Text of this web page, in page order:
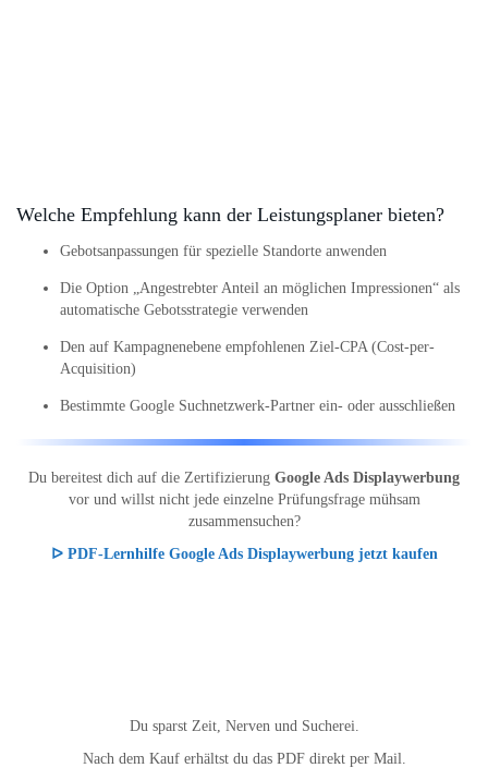
Welche Empfehlung kann der Leistungsplaner bieten?
Gebotsanpassungen für spezielle Standorte anwenden
Die Option „Angestrebter Anteil an möglichen Impressionen“ als
automatische Gebotsstrategie verwenden
Den auf Kampagnenebene empfohlenen Ziel-CPA (Cost-per-
Acquisition)
Bestimmte Google Suchnetzwerk-Partner ein- oder ausschließen
Du bereitest dich auf die Zertifizierung Google Ads Displaywerbung
vor und willst nicht jede einzelne Prüfungsfrage mühsam
zusammensuchen?
ᐅ PDF-Lernhilfe Google Ads Displaywerbung jetzt kaufen
Du sparst Zeit, Nerven und Sucherei.
Nach dem Kauf erhältst du das PDF direkt per Mail.